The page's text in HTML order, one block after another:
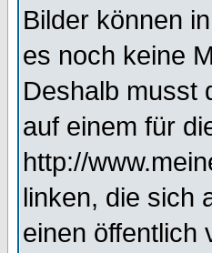
Bilder können
es noch keine
Deshalb musst
auf einem für
http://
linken, die sich
einen öffentlich